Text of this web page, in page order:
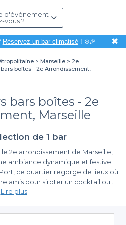
d'évènement
vous ?
Réservez un bar climatisé! ❄️🎉 ✖
Marseille
2e
boîtes - 2e Arrondissement,
bars boîtes - 2e
Marseille
de 1 bar
2e arrondissement de Marseille,
ambiance dynamique et festive.
ce quartier regorge de lieux où
amis pour siroter un cocktail ou
Que ce soit pour un anniversaire,
choisir le bon bar ou club est
simplifié avec
Lire plus